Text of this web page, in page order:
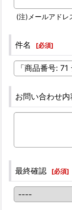
(注)メールアドレ
件名 [必須]
お問い合わせ内
最終確認 [必須]